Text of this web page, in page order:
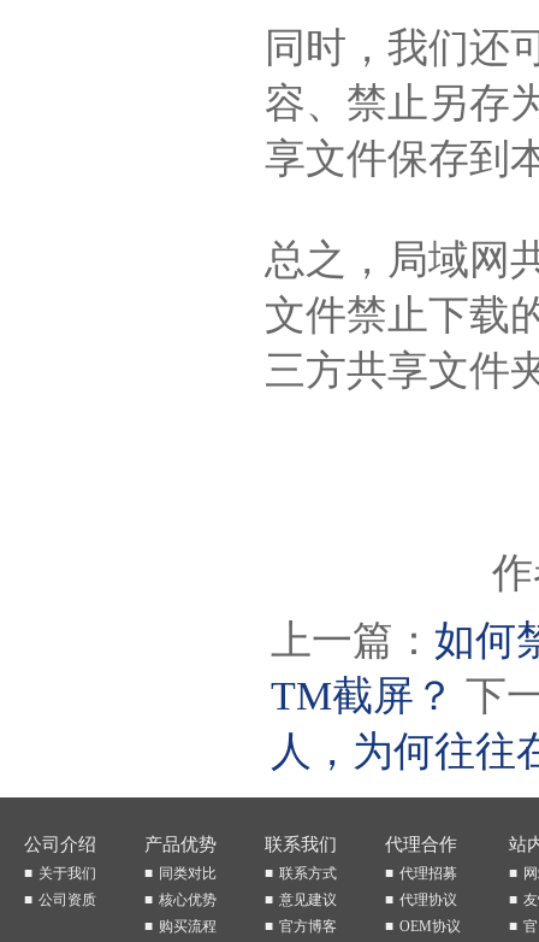
同时，我们还
容、禁止另存
享文件保存到
总之，局域网
文件禁止下载
三方共享文件
上一篇： 如何
TM截屏？ 下
人，为何往往
公司介绍
关于我们
公司资质
产品优势
同类对比
核心优势
购买流程
联系我们
联系方式
意见建议
官方博客
代理合作
代理招募
代理协议
OEM协议
站